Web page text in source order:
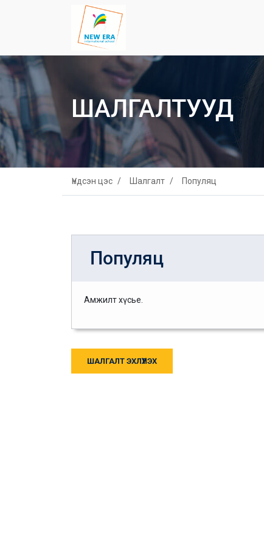
ШАЛГАЛТУУД
Үндсэн цэс Шалгалт Популяц
Популяц
Амжилт хүсье.
ШАЛГАЛТ ЭХЛҮҮЛЭХ